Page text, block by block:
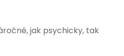
jak psychicky, tak